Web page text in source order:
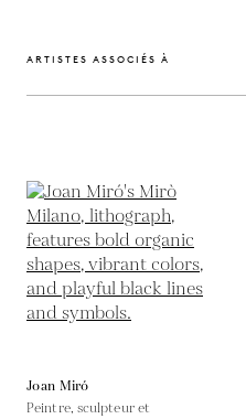
ARTISTES ASSOCIÉS À
Joan Miró
Peintre, sculpteur et